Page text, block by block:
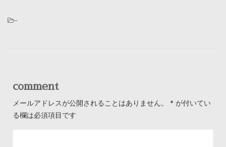
-
comment
メールアドレスが公開されることはありません。 * が付いてい
る欄は必須項目です